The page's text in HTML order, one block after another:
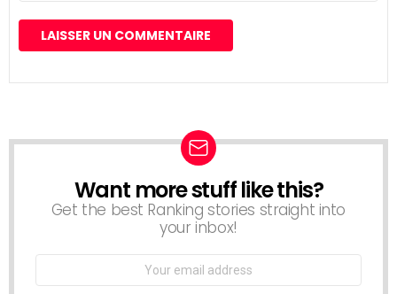
NEWSLETTER
Want more stuff like this?
Get the best Ranking stories straight into
your inbox!
Email